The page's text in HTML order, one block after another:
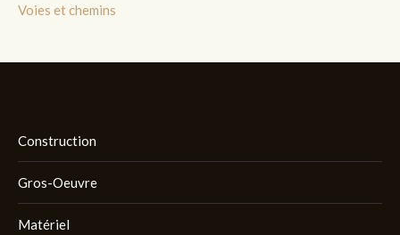
Voies et chemins
Construction
Gros-Oeuvre
Matériel